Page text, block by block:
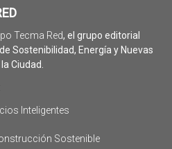
Tecma Red, el grupo editorial
Sostenibilidad, Energía y Nuevas
Ciudad.
Inteligentes
Sostenible